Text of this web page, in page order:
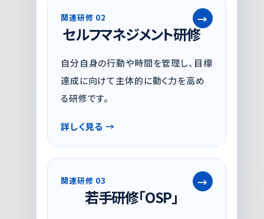
関連研修 02
セルフマネジメント研修
自分自身の行動や時間を管理し、目標
達成に向けて主体的に動く力を高め
る研修です。
詳しく見る
関連研修 03
若手研修「OSP」